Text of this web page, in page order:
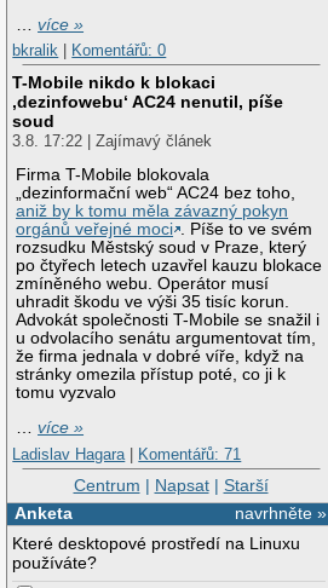
…více »
bkralik
Komentářů: 0
T-Mobile nikdo k blokaci
‚dezinfowebu‘ AC24 nenutil, píše
soud
3.8. 17:22 | Zajímavý článek
Firma T-Mobile blokovala
„dezinformační web“ AC24 bez toho,
aniž by k tomu měla závazný pokyn
orgánů veřejné moci . Píše to ve svém
rozsudku Městský soud v Praze, který
po čtyřech letech uzavřel kauzu blokace
zmíněného webu. Operátor musí
uhradit škodu ve výši 35 tisíc korun.
Advokát společnosti T-Mobile se snažil i
u odvolacího senátu argumentovat tím,
že firma jednala v dobré víře, když na
stránky omezila přístup poté, co ji k
tomu vyzvalo
…více »
Ladislav Hagara | Komentářů: 71
Centrum | Napsat| Starší
navrhněte »
Anketa
Které desktopové prostředí na Linuxu
používáte?